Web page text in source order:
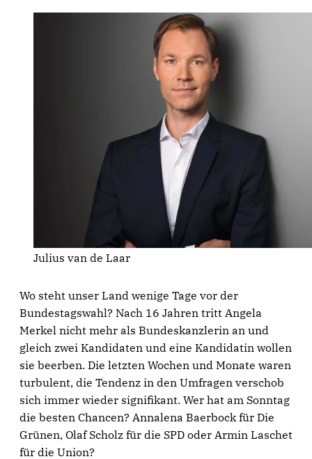
Julius van de Laar
Wo steht unser Land wenige Tage vor der
Bundestagswahl? Nach 16 Jahren tritt Angela
Merkel nicht mehr als Bundeskanzlerin an und
gleich zwei Kandidaten und eine Kandidatin wollen
sie beerben. Die letzten Wochen und Monate waren
turbulent, die Tendenz in den Umfragen verschob
sich immer wieder signifikant. Wer hat am Sonntag
die besten Chancen? Annalena Baerbock für Die
Grünen, Olaf Scholz für die SPD oder Armin Laschet
für die Union?